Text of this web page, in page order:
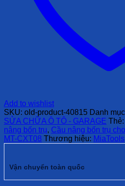
Add to wishlist
SKU: old-product-40815 Danh
SỬA CHỮA Ô TÔ - GARAGE Thẻ:
nâng bốn trụ, Cầu nâng bốn trụ
MT-CXT08 Thương hiệu: MiaTools
Vận chuyển toàn quốc